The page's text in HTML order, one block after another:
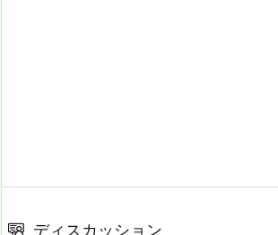
ディスカッション